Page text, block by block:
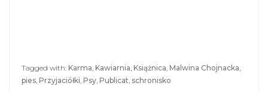
t
t
e
e
b
o
Tagged with: Karma, Kawiarnia, Książnica, Malwina Chojnacka,
pies, Przyjaciółki, Psy, Publicat, schronisko